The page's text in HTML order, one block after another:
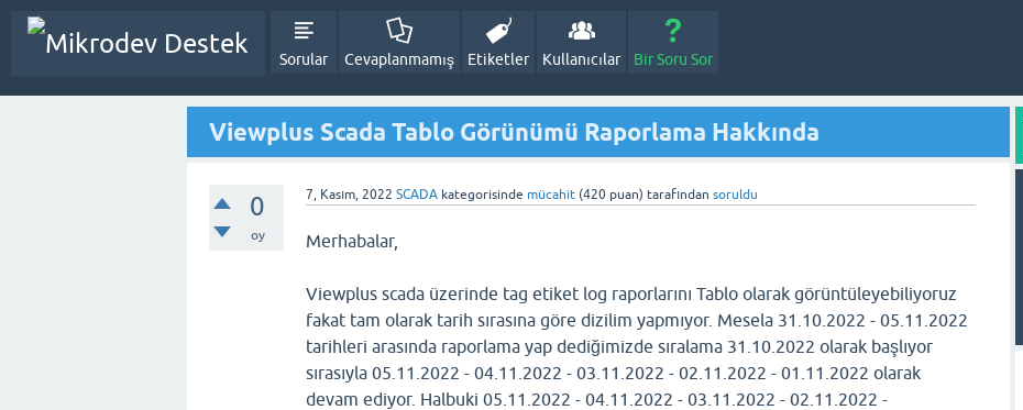
Sorular Cevaplanmamış Etiketler Kullanıcılar Bir Soru Sor
Viewplus Scada Tablo Görünümü Raporlama Hakkında
0
oy
7, Kasım, 2022 SCADA kategorisinde mücahit (420 puan) tarafından soruldu
Merhabalar,
Viewplus scada üzerinde tag etiket log raporlarını Tablo olarak görüntüleyebiliyoruz
fakat tam olarak tarih sırasına göre dizilim yapmıyor. Mesela 31.10.2022 - 05.11.2022
tarihleri arasında raporlama yap dediğimizde sıralama 31.10.2022 olarak başlıyor
sırasıyla 05.11.2022 - 04.11.2022 - 03.11.2022 - 02.11.2022 - 01.11.2022 olarak
devam ediyor. Halbuki 05.11.2022 - 04.11.2022 - 03.11.2022 - 02.11.2022 -